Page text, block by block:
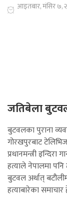
आइतबार, मंसिर ७,
जतिबेला
बुटवलका पुराना
गोरखपुरबाट
प्रधानमन्त्री
हत्याले नेपालमा
बुटवल अर्थात्
हत्याबारेका